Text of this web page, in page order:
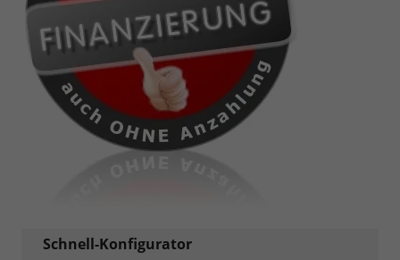
Schnell-Konfigurator